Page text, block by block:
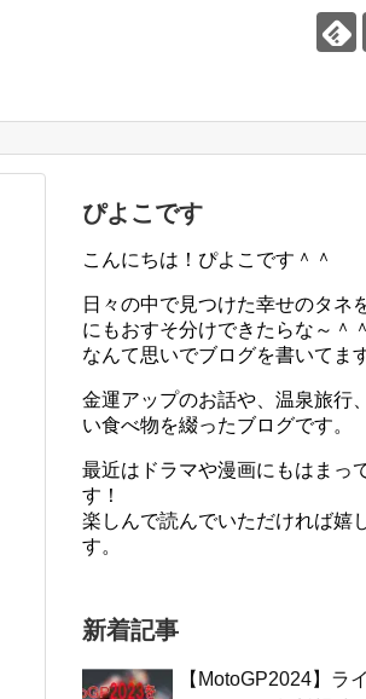
ぴよこです
こんにちは！ぴよこです＾＾
日々の中で見つけた幸せのタネ
にもおすそ分けできたらな～＾＾
なんて思いでブログを書いてま
金運アップのお話や、温泉旅行
い食べ物を綴ったブログです。
最近はドラマや漫画にもはまっ
す！
楽しんで読んでいただければ嬉
す。
新着記事
【MotoGP2024】ラ